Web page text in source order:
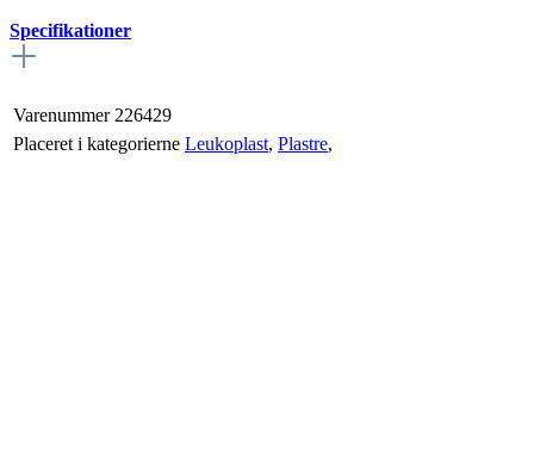
Specifikationer
Varenummer 226429
Placeret i kategorierne Leukoplast, Plastre,